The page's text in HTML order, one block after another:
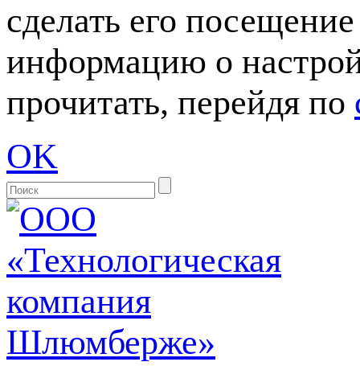
сделать его
информацию о
прочитать, перейдя по
OK